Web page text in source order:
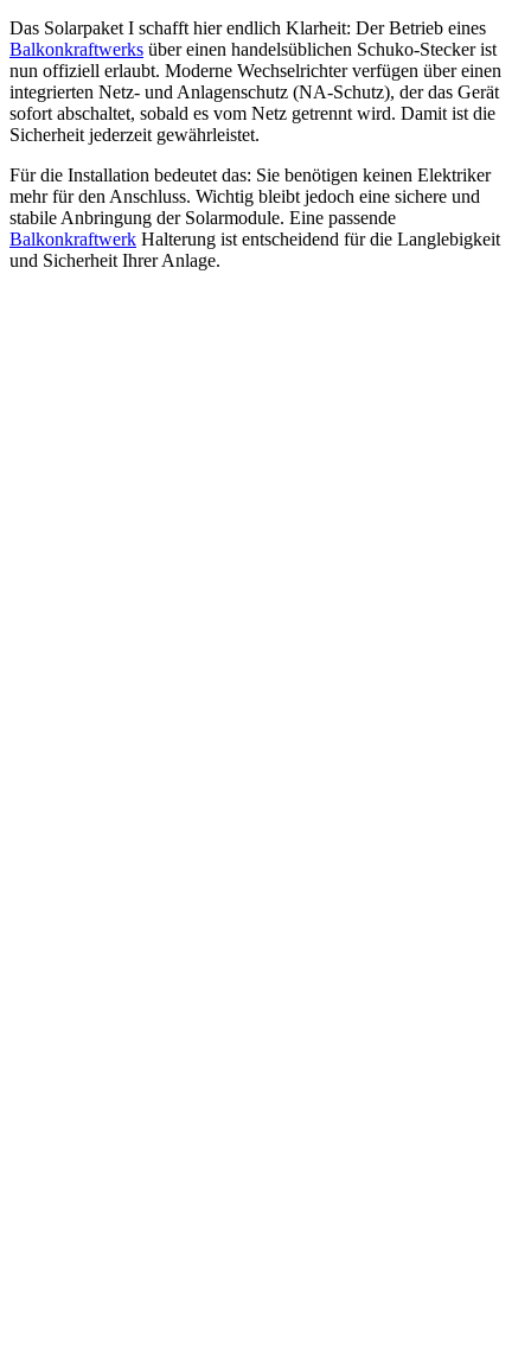
Das Solarpaket I schafft hier endlich Klarheit: Der Betrieb eines
Balkonkraftwerks über einen handelsüblichen Schuko-Stecker ist
nun offiziell erlaubt. Moderne Wechselrichter verfügen über einen
integrierten Netz- und Anlagenschutz (NA-Schutz), der das Gerät
sofort abschaltet, sobald es vom Netz getrennt wird. Damit ist die
Sicherheit jederzeit gewährleistet.
Für die Installation bedeutet das: Sie benötigen keinen Elektriker
mehr für den Anschluss. Wichtig bleibt jedoch eine sichere und
stabile Anbringung der Solarmodule. Eine passende
Balkonkraftwerk Halterung ist entscheidend für die Langlebigkeit
und Sicherheit Ihrer Anlage.